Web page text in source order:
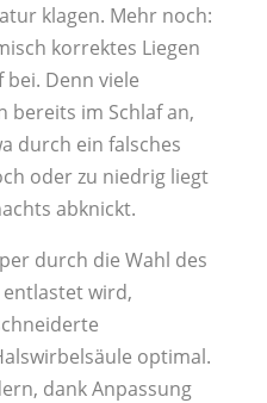
klagen. Mehr noch:
korrektes Liegen
Denn viele
bereits im Schlaf an,
durch ein falsches
oder zu niedrig liegt
abknickt.
durch die Wahl des
wird,
optimal.
dank Anpassung